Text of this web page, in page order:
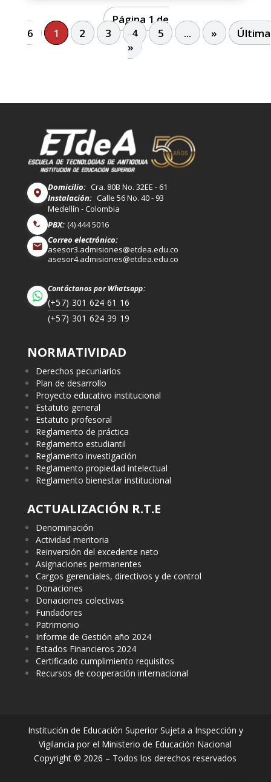
Página 1 de
6
1 2 3 4 5 ... »
Última
»
Domicilio: Cra. 80B No. 32EE - 61
Instalación: Calle 56 No. 40 - 93
Medellín - Colombia
PBX: (4) 444 5016
Correo electrónico:
asesor3.admisiones@etdea.edu.co
asesor4.admisiones@etdea.edu.co
Contáctanos por Whatsapp:
(+57) 301 624 61 16
(+57) 301 624 39 19
NORMATIVIDAD
Derechos pecuniarios
Plan de desarrollo
Proyecto educativo institucional
Estatuto general
Estatuto profesoral
Reglamento de práctica
Reglamento estudiantil
Reglamento investigación
Reglamento propiedad intelectual
Reglamento bienestar institucional
ACTUALIZACIÓN R.T.E
Denominación
Actividad meritoria
Reinversión del excedente neto
Asignaciones permanentes
Cargos gerenciales, directivos y de control
Donaciones
Donaciones colectivas
Fundadores
Patrimonio
Informe de Gestión año 2024
Estados Financieros 2024
Certificado cumplimiento requisitos
Recursos de cooperación internacional
Institución de Educación Superior Sujeta a Inspección y
Vigilancia por el Ministerio de Educación Nacional
Copyright © 2026 – Todos los derechos reservados